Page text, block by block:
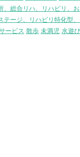
、総合リハ、リハビリ、
ージ、リハビリ特化型
ービス 散歩 未満児 水遊び